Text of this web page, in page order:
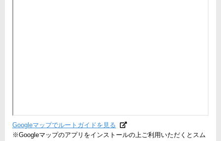
Googleマップでルートガイドを見る
※Googleマップのアプリをインストールの上ご利用いただくとスム